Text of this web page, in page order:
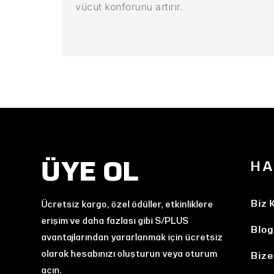
vücut konforunu artırır.
ÜYE OL
Ücretsiz kargo, özel ödüller, etkinliklere
erişim ve daha fazlası gibi S/PLUS
avantajlarından yararlanmak için ücretsiz
olarak hesabınızı oluşturun veya oturum
açın.
Biz
Blog